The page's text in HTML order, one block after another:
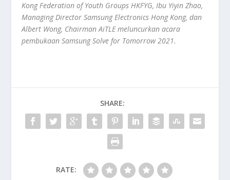
Kong Federation of Youth Groups HKFYG, Ibu Yiyin Zhao,
Managing Director Samsung Electronics Hong Kong, dan
Albert Wong, Chairman AiTLE meluncurkan acara
pembukaan Samsung Solve for Tomorrow 2021.
SHARE:
RATE: